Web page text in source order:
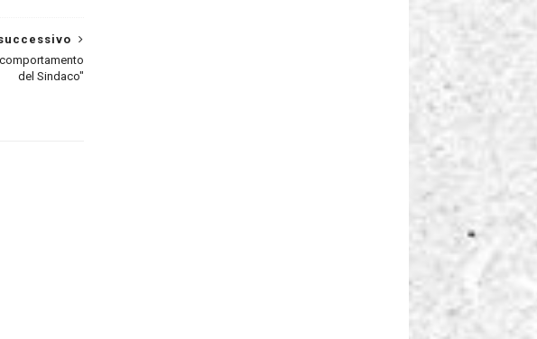
del Sindaco"